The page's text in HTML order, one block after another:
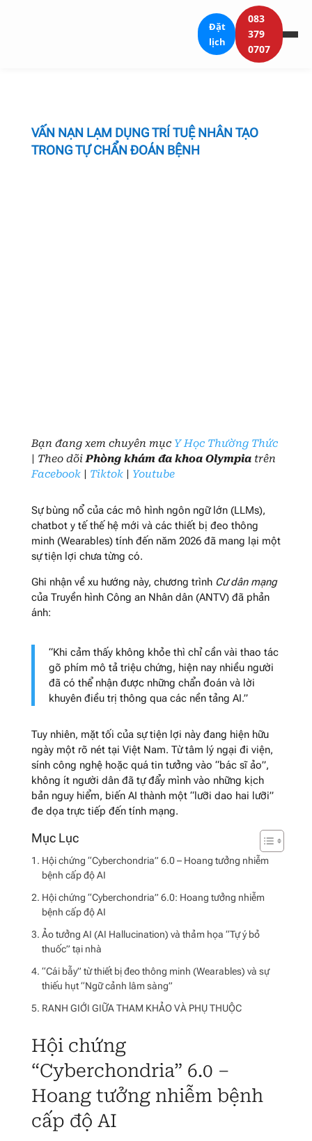
Đặt
lịch
083
379
0707
VẤN NẠN LẠM DỤNG TRÍ TUỆ NHÂN TẠO
TRONG TỰ CHẨN ĐOÁN BỆNH
Bạn đang xem chuyên mục Y Học Thường Thức
| Theo dõiPhòng khám đa khoa Olympiatrên
Facebook| Tiktok| Youtube
Sự bùng nổ của các mô hình ngôn ngữ lớn (LLMs),
chatbot y tế thế hệ mới và các thiết bị đeo thông
minh (Wearables) tính đến năm 2026 đã mang lại một
sự tiện lợi chưa từng có.
Ghi nhận về xu hướng này, chương trình Cư dân mạng
của Truyền hình Công an Nhân dân (ANTV) đã phản
ánh:
“Khi cảm thấy không khỏe thì chỉ cần vài thao tác
gõ phím mô tả triệu chứng, hiện nay nhiều người
đã có thể nhận được những chẩn đoán và lời
khuyên điều trị thông qua các nền tảng AI.”
Tuy nhiên, mặt tối của sự tiện lợi này đang hiện hữu
ngày một rõ nét tại Việt Nam. Từ tâm lý ngại đi viện,
sính công nghệ hoặc quá tin tưởng vào “bác sĩ ảo”,
không ít người dân đã tự đẩy mình vào những kịch
bản nguy hiểm, biến AI thành một “lưỡi dao hai lưỡi”
đe dọa trực tiếp đến tính mạng.
Hội chứng “Cyberchondria” 6.0 – Hoang tưởng nhiễm
bệnh cấp độ AI
Hội chứng “Cyberchondria” 6.0: Hoang tưởng nhiễm
bệnh cấp độ AI
Ảo tưởng AI (AI Hallucination) và thảm họa “Tự ý bỏ
thuốc” tại nhà
“Cái bẫy” từ thiết bị đeo thông minh (Wearables) và sự
thiếu hụt “Ngữ cảnh lâm sàng”
RANH GIỚI GIỮA THAM KHẢO VÀ PHỤ THUỘC
Hội chứng
“Cyberchondria” 6.0 –
Hoang tưởng nhiễm bệnh
cấp độ AI